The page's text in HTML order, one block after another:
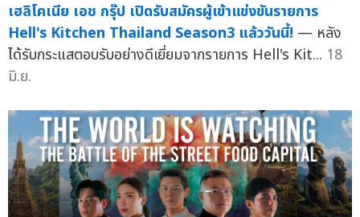
เฮลิโคเนีย เอช กรุ๊ป เปิดรับสมัครผู้เข้าแข่งขันรายการ
Hell's Kitchen Thailand Season3 แล้ววันนี้! — หลัง
ได้รับกระแสตอบรับอย่างดีเยี่ยมจากรายการ Hell's Kit... 18
มิ.ย.